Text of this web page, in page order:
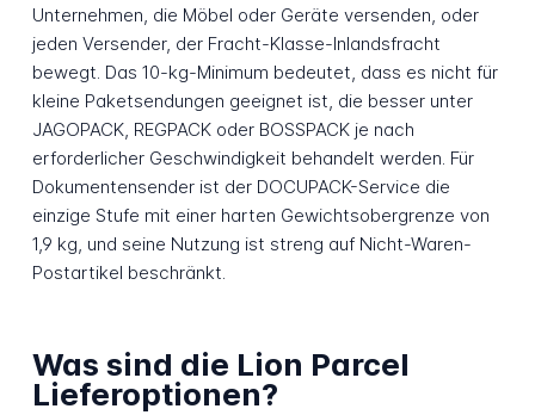
Unternehmen, die Möbel oder Geräte versenden, oder
jeden Versender, der Fracht-Klasse-Inlandsfracht
bewegt. Das 10-kg-Minimum bedeutet, dass es nicht für
kleine Paketsendungen geeignet ist, die besser unter
JAGOPACK, REGPACK oder BOSSPACK je nach
erforderlicher Geschwindigkeit behandelt werden. Für
Dokumentensender ist der DOCUPACK-Service die
einzige Stufe mit einer harten Gewichtsobergrenze von
1,9 kg, und seine Nutzung ist streng auf Nicht-Waren-
Postartikel beschränkt.
Was sind die Lion Parcel
Lieferoptionen?